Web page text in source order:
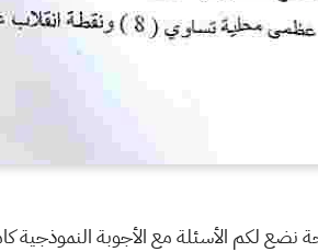
نضع لكم الأسئلة مع الأجوبة النموذجية